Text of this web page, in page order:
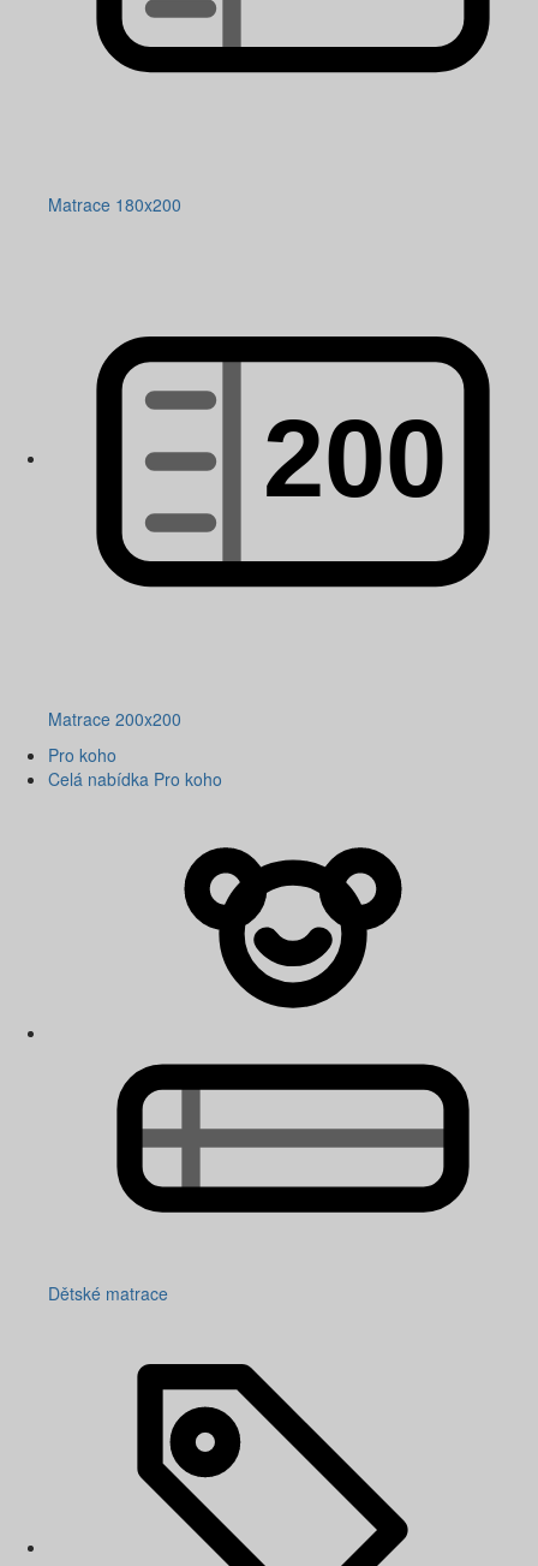
Matrace 180x200
Matrace 200x200
Pro koho
Celá nabídka Pro koho
Dětské matrace